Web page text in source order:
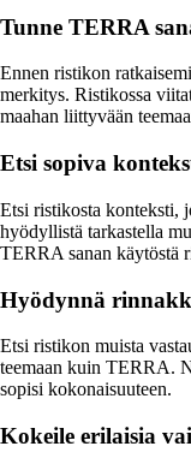
Tunne TERRA
Ennen ristikon
merkitys. Ristikossa
maahan liittyvään
Etsi sopiva
Etsi ristikosta konteksti,
hyödyllistä tarkastella
TERRA sanan käytöstä
Hyödynnä
Etsi ristikon muista
teemaan kuin TERRA.
sopisi kokonaisuuteen.
Kokeile erilaisia